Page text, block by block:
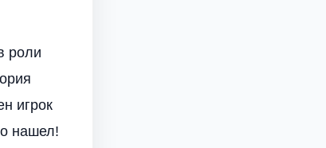
роли
игрок
нашел!